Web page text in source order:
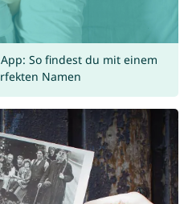
So findest du mit einem
Namen